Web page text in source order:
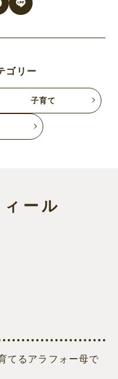
ゴリー
子育て
ール
てるアラフォー母で